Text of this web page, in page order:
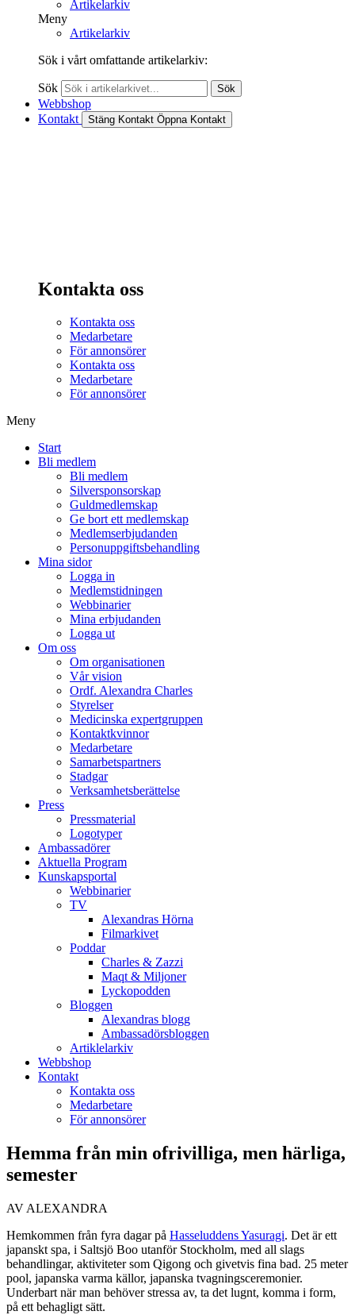
Artikelarkiv
Meny
Artikelarkiv
Sök i vårt omfattande artikelarkiv:
Sök Sök
Webbshop
Kontakt
Stäng Kontakt Öppna Kontakt
Kontakta oss
Kontakta oss
Medarbetare
För annonsörer
Kontakta oss
Medarbetare
För annonsörer
Meny
Start
Bli medlem
Bli medlem
Silversponsorskap
Guldmedlemskap
Ge bort ett medlemskap
Medlemserbjudanden
Personuppgiftsbehandling
Mina sidor
Logga in
Medlemstidningen
Webbinarier
Mina erbjudanden
Logga ut
Om oss
Om organisationen
Vår vision
Ordf. Alexandra Charles
Styrelser
Medicinska expertgruppen
Kontaktkvinnor
Medarbetare
Samarbetspartners
Stadgar
Verksamhetsberättelse
Press
Pressmaterial
Logotyper
Ambassadörer
Aktuella Program
Kunskapsportal
Webbinarier
TV
Alexandras Hörna
Filmarkivet
Poddar
Charles & Zazzi
Maqt & Miljoner
Lyckopodden
Bloggen
Alexandras blogg
Ambassadörsbloggen
Artiklelarkiv
Webbshop
Kontakt
Kontakta oss
Medarbetare
För annonsörer
Hemma från min ofrivilliga, men härliga,
semester
AV ALEXANDRA
Hemkommen från fyra dagar på Hasseluddens Yasuragi. Det är ett
japanskt spa, i Saltsjö Boo utanför Stockholm, med all slags
behandlingar, aktiviteter som Qigong och givetvis fina bad. 25 meter
pool, japanska varma källor, japanska tvagningsceremonier.
Underbart när man behöver stressa av, ta det lugnt, komma i form,
på ett behagligt sätt.